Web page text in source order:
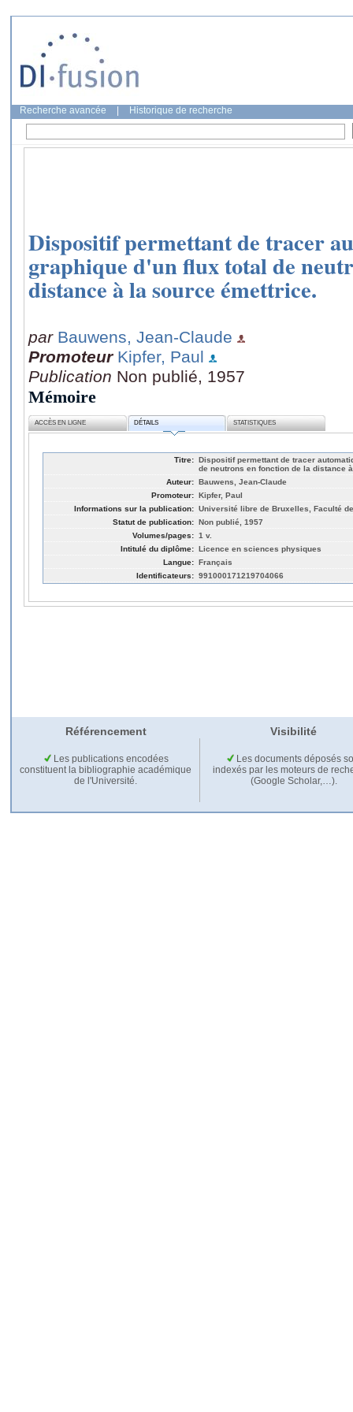
Recherche avancée Historique de recherche
Dispositif permettant de tracer
graphique d'un flux total de
distance à la source émettrice.
par Bauwens, Jean-Claude
Promoteur Kipfer, Paul
Publication Non publié, 1957
Mémoire
ACCÈS EN LIGNE DÉTAILS STATISTIQUES
Titre: Dispositif permettant de tracer
de neutrons en fonction de la distance
Auteur: Bauwens, Jean-Claude
Promoteur: Kipfer, Paul
Informations sur la publication: Université libre de Bruxelles, Faculté
Statut de publication: Non publié, 1957
Volumes/pages: 1 v.
Intitulé du diplôme: Licence en sciences physiques
Langue: Français
Identificateurs: 991000171219704066
Référencement Visibilité
Les publications encodées
constituent la bibliographie académique
de l'Université.
Les documents déposés
indexés par les moteurs de
(Google Scholar,…).